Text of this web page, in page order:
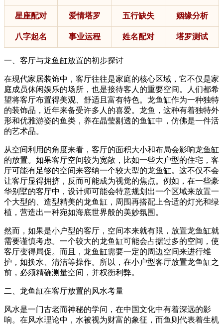
星座配对 爱情塔罗 五行缺失 姻缘分析
八字起名 事业运程 姓名配对 塔罗测试
一、客厅与龙鱼缸放置的初步探讨
在现代家居装饰中，客厅往往是家庭的核心区域，它不仅是家
庭成员休闲娱乐的场所，也是接待客人的重要空间。人们都希
望将客厅布置得美观、舒适且富有特色。龙鱼缸作为一种独特
的装饰品，近年来备受许多人的喜爱。龙鱼，这种有着独特外
形和优雅游姿的鱼类，养在晶莹剔透的鱼缸中，仿佛是一件活
的艺术品。
从空间利用的角度来看，客厅的面积大小和布局会影响龙鱼缸
的放置。如果客厅空间较为宽敞，比如一些大户型的住宅，客
厅可能有足够的空间来容纳一个较大型的龙鱼缸。这不仅不会
让客厅显得拥挤，反而可能成为视觉的焦点。例如，在一些豪
华别墅的客厅中，设计师可能会特意规划出一个区域来放置一
个大型的、造型精美的龙鱼缸，周围再搭配上合适的灯光和绿
植，营造出一种宛如海底世界般的美妙氛围。
然而，如果是小户型的客厅，空间本来就有限，放置龙鱼缸就
需要谨慎考虑。一个较大的龙鱼缸可能会占据过多的空间，使
客厅变得局促。而且，龙鱼缸需要一定的周边空间来进行维
护，如换水、清洁等操作。所以，在小户型客厅放置龙鱼缸之
前，必须精确测量空间，并权衡利弊。
二、龙鱼缸在客厅放置的风水考量
风水是一门古老而神秘的学问，在中国文化中有着深远的影
响。在风水理论中，水被视为财富的象征，而鱼则代表着生机